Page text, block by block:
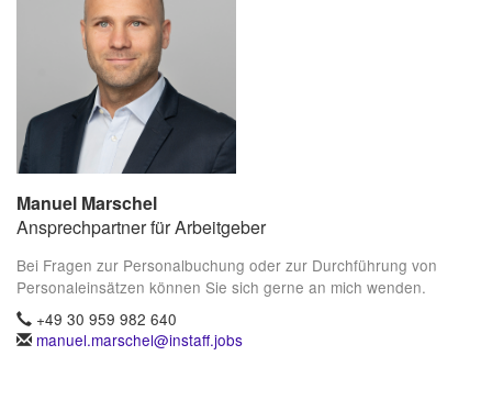
Manuel Marschel
Ansprechpartner für Arbeitgeber
Bei Fragen zur Personalbuchung oder zur Durchführung von
Personaleinsätzen können Sie sich gerne an mich wenden.
+49 30 959 982 640
manuel.marschel@instaff.jobs